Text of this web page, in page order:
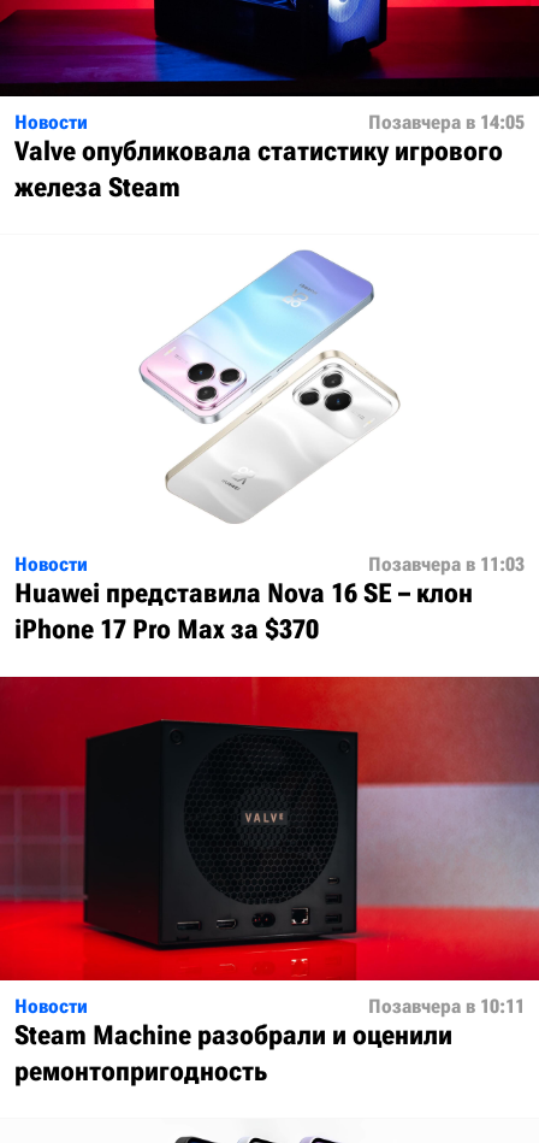
Новости Позавчера в 14:05
Valve опубликовала статистику игрового
железа Steam
Новости Позавчера в 11:03
Huawei представила Nova 16 SE – клон
iPhone 17 Pro Max за $370
Новости Позавчера в 10:11
Steam Machine разобрали и оценили
ремонтопригодность